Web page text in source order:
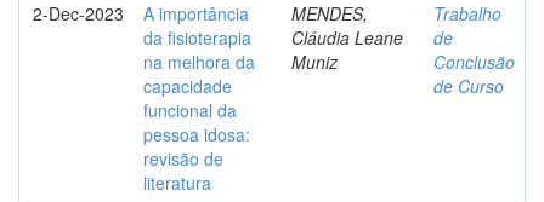
2-Dec-2023
A importância
da fisioterapia
na melhora da
capacidade
funcional da
pessoa idosa:
revisão de
literatura
MENDES,
Cláudia Leane
Muniz
Trabalho
de
Conclusão
de Curso